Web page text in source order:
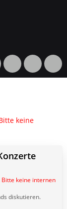
keine
keine internen
diskutieren.